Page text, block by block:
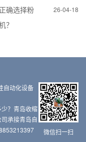
确选择粉
？
26-04-18
微信扫一扫
自动化设备
？青岛收缩
承接青岛自